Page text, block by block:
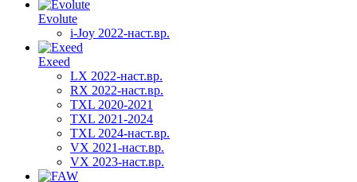
Evolute
i-Joy 2022-наст.вр.
Exeed
LX 2022-наст.вр.
RX 2022-наст.вр.
TXL 2020-2021
TXL 2021-2024
TXL 2024-наст.вр.
VX 2021-наст.вр.
VX 2023-наст.вр.